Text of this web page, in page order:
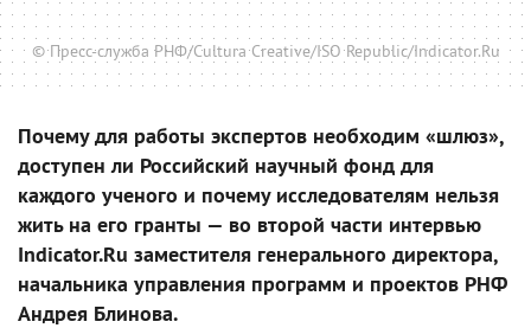
© Пресс-служба РНФ/Cultura Creative/ISO Republic/Indicator.Ru
Почему для работы экспертов необходим «шлюз»,
доступен ли Российский научный фонд для
каждого ученого и почему исследователям нельзя
жить на его гранты — во второй части интервью
Indicator.Ru заместителя генерального директора,
начальника управления программ и проектов РНФ
Андрея Блинова.